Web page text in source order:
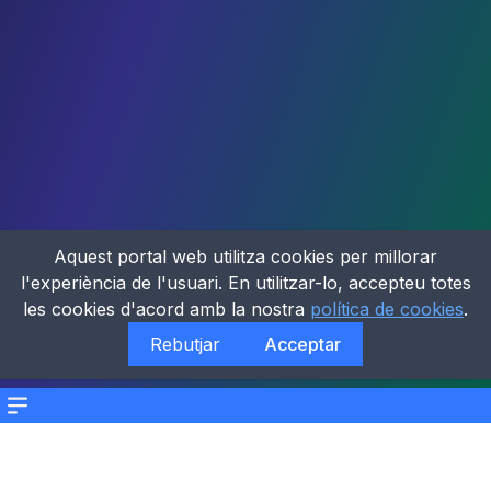
Menu
Aquest portal web utilitza cookies per millorar
l'experiència de l'usuari. En utilitzar-lo, accepteu totes
les cookies d'acord amb la nostra política de cookies.
Rebutjar
Acceptar